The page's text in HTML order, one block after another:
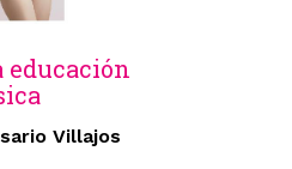
educación
Villajos